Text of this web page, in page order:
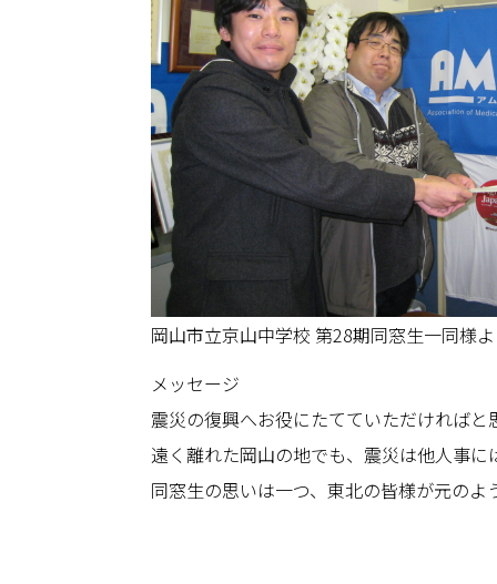
岡山市立京山中学校 第28期同窓生一同様
メッセージ
震災の復興へお役にたてていただければと
遠く離れた岡山の地でも、震災は他人事に
同窓生の思いは一つ、東北の皆様が元の